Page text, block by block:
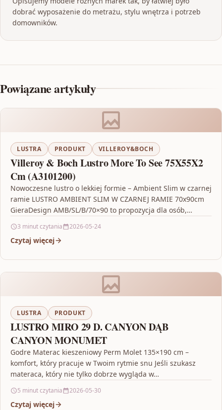
dobrać wyposażenie do metrażu, stylu wnętrza i potrzeb
domowników.
Powiązane artykuły
LUSTRA PRODUKT VILLEROY&BOCH
Villeroy & Boch Lustro More To See 75X55X2
Cm (A3101200)
Nowoczesne lustro o lekkiej formie – Ambient Slim w czarnej
ramie LUSTRO AMBIENT SLIM W CZARNEJ RAMIE 70x90cm
GieraDesign AMB/SL/B/70×90 to propozycja dla osób,…
3 minut czytania 2026-05-24
Czytaj więcej
LUSTRA PRODUKT
LUSTRO MIRO 29 D. CANYON DĄB
CANYON MONUMET
Godre Materac kieszeniowy Perm Molet 135×190 cm –
komfort, który pracuje w Twoim rytmie snu Jeśli szukasz
materaca, który nie tylko dobrze wygląda w…
5 minut czytania 2026-05-30
Czytaj więcej